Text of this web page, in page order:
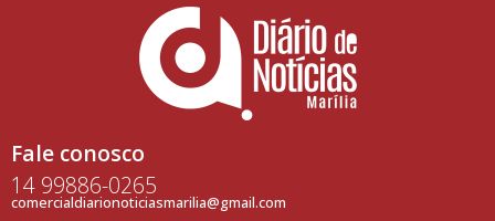
Fale conosco
14 99886-0265
comercialdiarionoticiasmarilia@gmail.com